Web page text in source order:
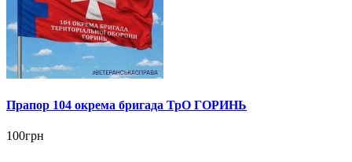
Прапор 104 окрема бригада ТрО ГОРИНЬ
100грн